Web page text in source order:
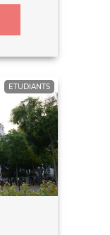
ETUDIANTS